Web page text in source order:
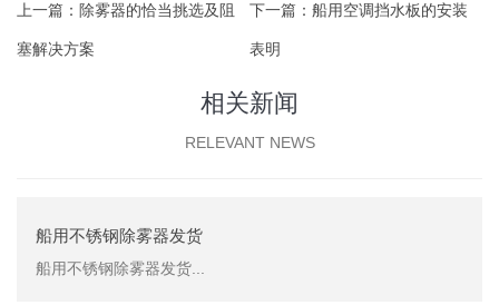
上一篇： 除雾器的恰当挑选及阻
塞解决方案
下一篇： 船用空调挡水板的安装
表明
相关新闻
RELEVANT NEWS
船用不锈钢除雾器发货
船用不锈钢除雾器发货...